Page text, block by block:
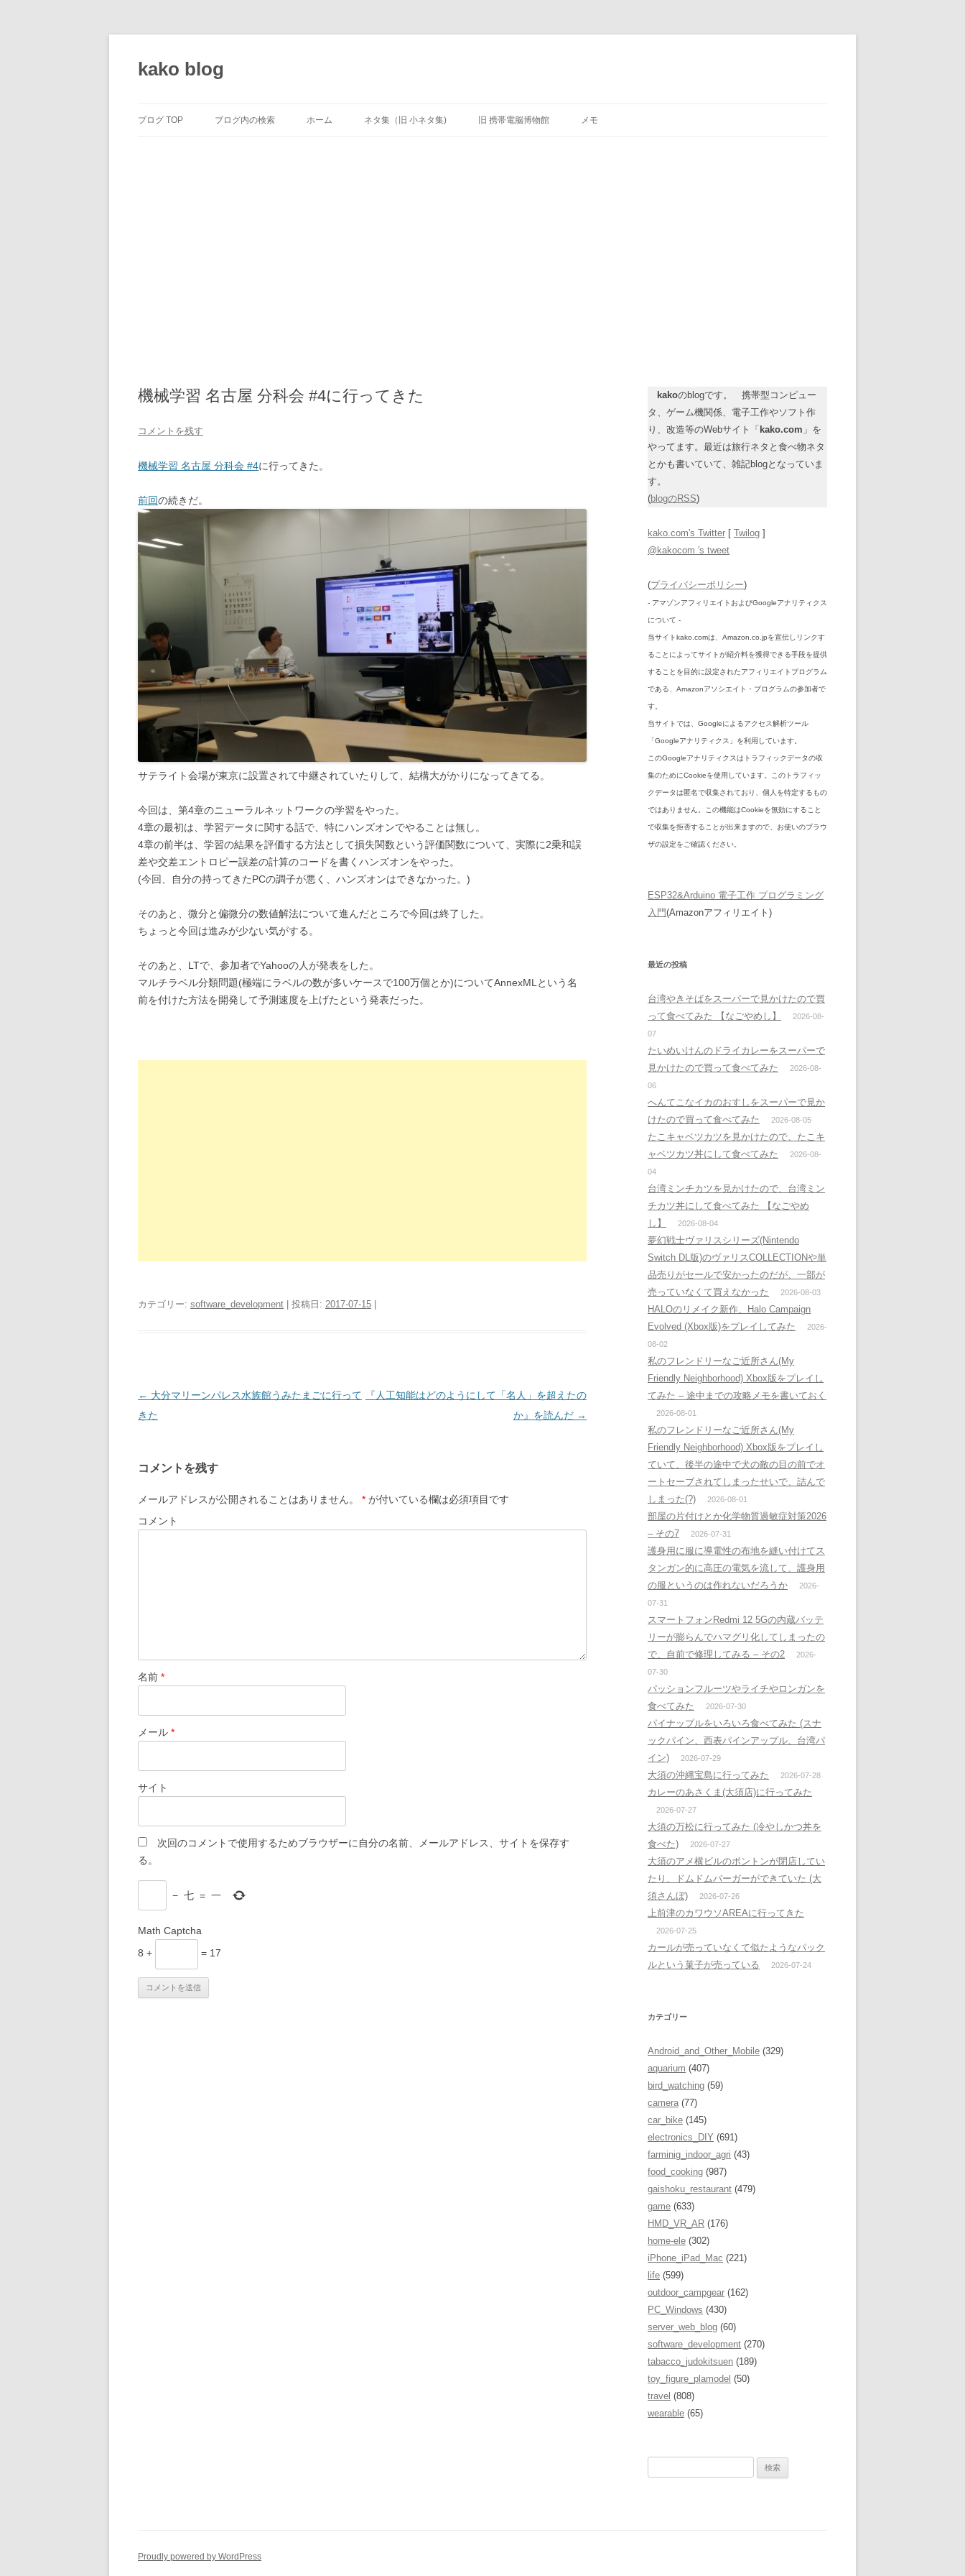
テ
ン
ッ
kako blog
ブログ TOP ブログ内の検索 ホーム ネタ集（旧 小ネタ集) 旧 携帯電脳博物館 メモ
機械学習 名古屋 分科会 #4に行ってきた
コメントを残す
機械学習 名古屋 分科会 #4に行ってきた。
前回の続きだ。
サテライト会場が東京に設置されて中継されていたりして、結構大がかりになってきてる。
今回は、第4章のニューラルネットワークの学習をやった。
4章の最初は、学習データに関する話で、特にハンズオンでやることは無し。
4章の前半は、学習の結果を評価する方法として損失関数という評価関数について、実際に2乗和誤
差や交差エントロピー誤差の計算のコードを書くハンズオンをやった。
(今回、自分の持ってきたPCの調子が悪く、ハンズオンはできなかった。)
そのあと、微分と偏微分の数値解法について進んだところで今回は終了した。
ちょっと今回は進みが少ない気がする。
そのあと、LTで、参加者でYahooの人が発表をした。
マルチラベル分類問題(極端にラベルの数が多いケースで100万個とか)についてAnnexMLという名
前を付けた方法を開発して予測速度を上げたという発表だった。
カテゴリー: software_development | 投稿日: 2017-07-15 |
投
稿
ゲ
ー
シ
← 大分マリーンパレス水族館うみたまごに行って
きた
『人工知能はどのようにして「名人」を超えたの
か』を読んだ →
コメントを残す
メールアドレスが公開されることはありません。 * が付いている欄は必須項目です
コメント
名前 *
メール *
サイト
次回のコメントで使用するためブラウザーに自分の名前、メールアドレス、サイトを保存す
る。
− 七 = 一
Math Captcha
8 +
= 17
kakoのblogです。 携帯型コンピュー
タ、ゲーム機関係、電子工作やソフト作
り、改造等のWebサイト「 kako.com 」を
やってます。最近は旅行ネタと食べ物ネタ
とかも書いていて、雑記blogとなっていま
す。
(blogのRSS)
kako.com's Twitter [ Twilog ]
@kakocom 's tweet
(プライバシーポリシー)
- アマゾンアフィリエイトおよびGoogleアナリティクス
について -
当サイトkako.comは、Amazon.co.jpを宣伝しリンクす
ることによってサイトが紹介料を獲得できる手段を提供
することを目的に設定されたアフィリエイトプログラム
である、Amazonアソシエイト・プログラムの参加者で
す。
当サイトでは、Googleによるアクセス解析ツール
「Googleアナリティクス」を利用しています。
このGoogleアナリティクスはトラフィックデータの収
集のためにCookieを使用しています。このトラフィッ
クデータは匿名で収集されており、個人を特定するもの
ではありません。この機能はCookieを無効にすること
で収集を拒否することが出来ますので、お使いのブラウ
ザの設定をご確認ください。
ESP32&Arduino 電子工作 プログラミング
入門(Amazonアフィリエイト)
最近の投稿
台湾やきそばをスーパーで見かけたので買
って食べてみた 【なごやめし】
2026-08-
07
たいめいけんのドライカレーをスーパーで
見かけたので買って食べてみた
2026-08-
06
へんてこなイカのおすしをスーパーで見か
けたので買って食べてみた
2026-08-05
たこキャベツカツを見かけたので、たこキ
ャベツカツ丼にして食べてみた
2026-08-
04
台湾ミンチカツを見かけたので、台湾ミン
チカツ丼にして食べてみた 【なごやめ
し】
2026-08-04
夢幻戦士ヴァリスシリーズ(Nintendo
Switch DL版)のヴァリスCOLLECTIONや単
品売りがセールで安かったのだが、一部が
売っていなくて買えなかった
2026-08-03
HALOのリメイク新作、Halo Campaign
Evolved (Xbox版)をプレイしてみた
2026-
08-02
私のフレンドリーなご近所さん(My
Friendly Neighborhood) Xbox版をプレイし
てみた – 途中までの攻略メモを書いておく
2026-08-01
私のフレンドリーなご近所さん(My
Friendly Neighborhood) Xbox版をプレイし
ていて、後半の途中で犬の敵の目の前でオ
ートセーブされてしまったせいで、詰んで
しまった(?)
2026-08-01
部屋の片付けとか化学物質過敏症対策2026
– その7
2026-07-31
護身用に服に導電性の布地を縫い付けてス
タンガン的に高圧の電気を流して、護身用
の服というのは作れないだろうか
2026-
07-31
スマートフォンRedmi 12 5Gの内蔵バッテ
リーが膨らんでハマグリ化してしまったの
で、自前で修理してみる – その2
2026-
07-30
パッションフルーツやライチやロンガンを
食べてみた
2026-07-30
パイナップルをいろいろ食べてみた (スナ
ックパイン、西表パインアップル、台湾パ
イン)
2026-07-29
大須の沖縄宝島に行ってみた 2026-07-28
カレーのあさくま(大須店)に行ってみた
2026-07-27
大須の万松に行ってみた (冷やしかつ丼を
食べた)
2026-07-27
大須のアメ横ビルのボントンが閉店してい
たり、ドムドムバーガーができていた (大
須さんぼ)
2026-07-26
上前津のカワウソAREAに行ってきた
2026-07-25
カールが売っていなくて似たようなパック
ルという菓子が売っている
2026-07-24
カテゴリー
Android_and_Other_Mobile (329)
aquarium (407)
bird_watching (59)
camera (77)
car_bike (145)
electronics_DIY (691)
farminig_indoor_agri (43)
food_cooking (987)
gaishoku_restaurant (479)
game (633)
HMD_VR_AR (176)
home-ele (302)
iPhone_iPad_Mac (221)
life (599)
outdoor_campgear (162)
PC_Windows (430)
server_web_blog (60)
software_development (270)
tabacco_judokitsuen (189)
toy_figure_plamodel (50)
travel (808)
wearable (65)
Proudly powered by WordPress